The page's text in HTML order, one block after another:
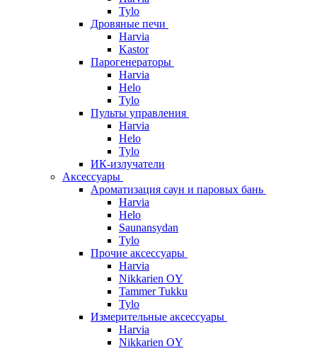
Tylo
Дровяные печи
Harvia
Kastor
Парогенераторы
Harvia
Helo
Tylo
Пульты управления
Harvia
Helo
Tylo
ИК-излучатели
Аксессуары
Ароматизация саун и паровых бань
Harvia
Helo
Saunansydan
Tylo
Прочие аксессуары
Harvia
Nikkarien OY
Tammer Tukku
Tylo
Измерительные аксессуары
Harvia
Nikkarien OY